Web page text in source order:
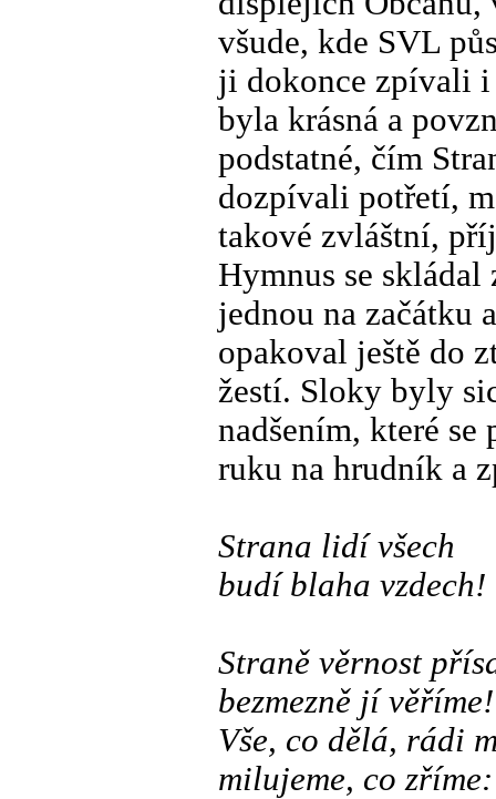
všude, kde SVL
ji dokonce zpívali i
byla krásná a
podstatné, čím
dozpívali potřetí,
takové zvláštní,
Hymnus se
jednou na začátku
opakoval ještě do
žestí. Sloky byly
nadšením, které se
ruku na hrudník a
Strana lidí všech
budí blaha vzdech!
Straně věrnost
bezmezně jí věříme!
Vše, co dělá, rádi
milujeme, co zříme: